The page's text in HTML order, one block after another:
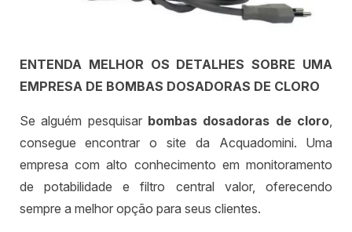
ENTENDA MELHOR OS DETALHES SOBRE UMA
EMPRESA DE BOMBAS DOSADORAS DE CLORO
Se alguém pesquisar bombas dosadoras de cloro,
consegue encontrar o site da Acquadomini. Uma
empresa com alto conhecimento em monitoramento
de potabilidade e filtro central valor, oferecendo
sempre a melhor opção para seus clientes.